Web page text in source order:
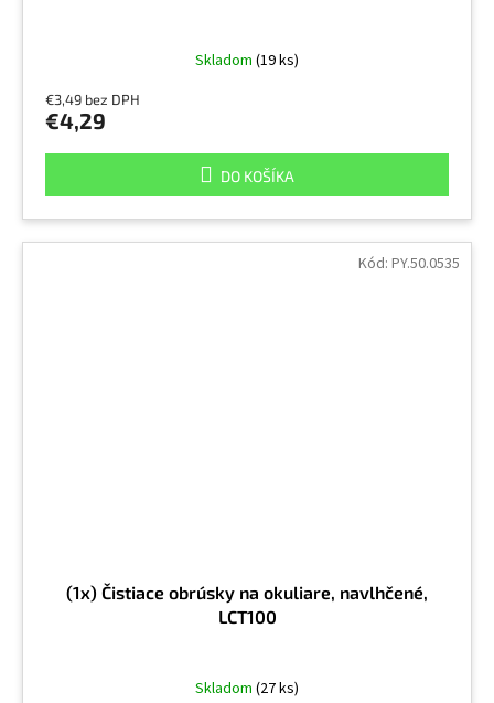
Skladom (19 ks)
€3,49 bez DPH
€4,29
DO KOŠÍKA
(1x) Čistiace obrúsky na okuliare, navlhčené,
LCT100
Skladom (27 ks)
Kód: PY.50.0535